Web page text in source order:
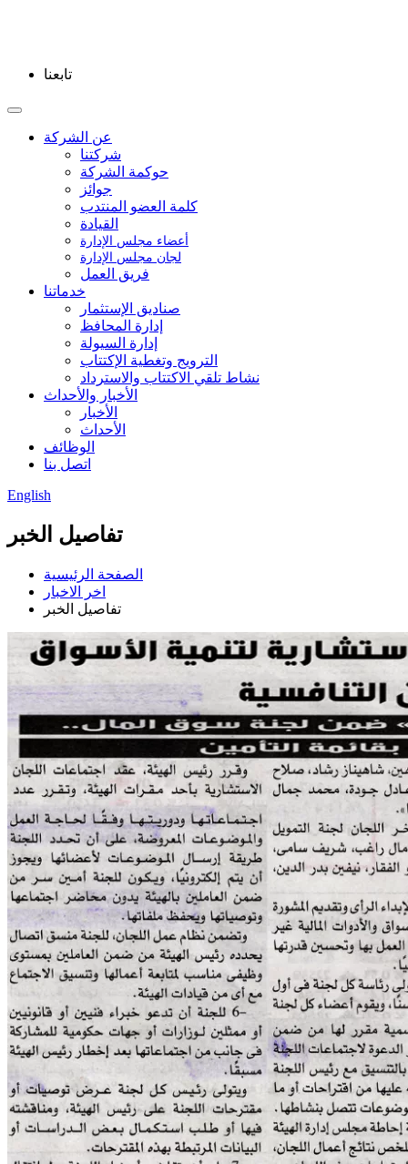
تابعنا
عن الشركة
شركتنا
حوكمة الشركة
جوائز
كلمة العضو المنتدب
القيادة
أعضاء مجلس الإدارة
لجان مجلس الإدارة
فريق العمل
خدماتنا
صناديق الإستثمار
إدارة المحافظ
إدارة السيولة
الترويج وتغطية الإكتتاب
نشاط تلقي الاكتتاب والاسترداد
الأخبار والأحداث
الأخبار
الأحداث
الوظائف
اتصل بنا
English
تفاصيل الخبر
الصفحة الرئيسية
اخر الاخبار
تفاصيل الخبر